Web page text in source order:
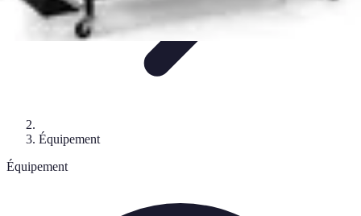
Équipement
Équipement